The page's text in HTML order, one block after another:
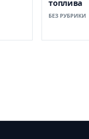
топлива
БЕЗ РУБРИКИ